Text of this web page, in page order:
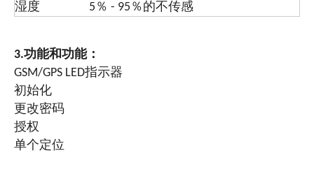
湿度 5％ - 95％的不传感
3.功能和功能：
GSM/GPS LED指示器
初始化
更改密码
授权
单个定位